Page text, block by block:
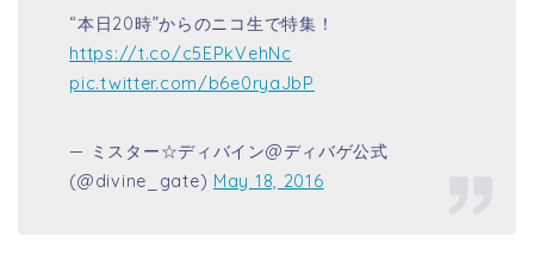
“本日20時”からのニコ生で特集！
https://t.co/c5EPkVehNc
pic.twitter.com/b6e0ryaJbP
— ミスター☆ディバイン@ディバゲ公式
(@divine_gate) May 18, 2016